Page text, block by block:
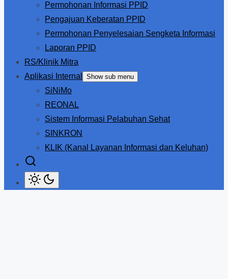
Permohonan Informasi PPID
Pengajuan Keberatan PPID
Permohonan Penyelesaian Sengketa Informasi
Laporan PPID
RS/Klinik Mitra
Aplikasi Internal
Show sub menu
SiNiMo
REONAL
Sistem Informasi Pelabuhan Sehat
SINKRON
KLIK (Kanal Layanan Informasi dan Keluhan)